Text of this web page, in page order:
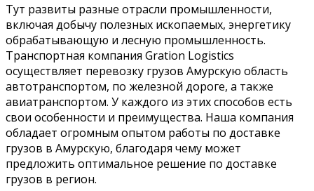
Тут развиты разные отрасли промышленности,
включая добычу полезных ископаемых, энергетику
обрабатывающую и лесную промышленность.
Транспортная компания Gration Logistics
осуществляет перевозку грузов Амурскую область
автотранспортом, по железной дороге, а также
авиатранспортом. У каждого из этих способов есть
свои особенности и преимущества. Наша компания
обладает огромным опытом работы по доставке
грузов в Амурскую, благодаря чему может
предложить оптимальное решение по доставке
грузов в регион.